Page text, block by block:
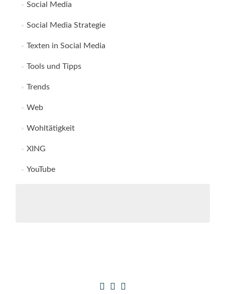
Social Media
Social Media Strategie
Texten in Social Media
Tools und Tipps
Trends
Web
Wohltätigkeit
XING
YouTube